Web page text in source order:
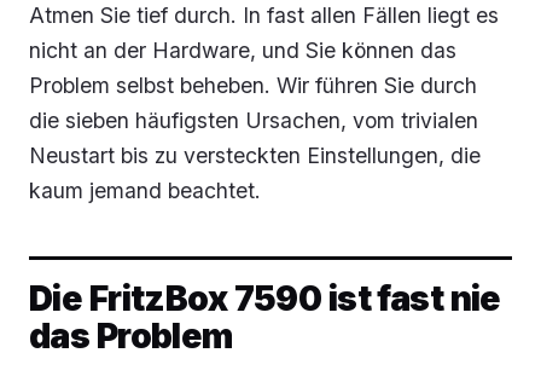
Atmen Sie tief durch. In fast allen Fällen liegt es
nicht an der Hardware, und Sie können das
Problem selbst beheben. Wir führen Sie durch
die sieben häufigsten Ursachen, vom trivialen
Neustart bis zu versteckten Einstellungen, die
kaum jemand beachtet.
Die FritzBox 7590 ist fast nie
das Problem